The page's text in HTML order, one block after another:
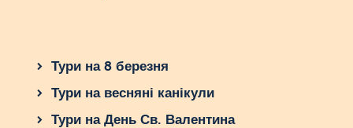
Тури на 8 березня
Тури на весняні канікули
Тури на День Св. Валентина